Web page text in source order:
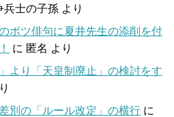
兵士の子孫 より
ボツ俳句に夏井先生の添削を付
に 匿名 より
より「天皇制廃止」の検討をす
別の「ルール改定」の横行 に